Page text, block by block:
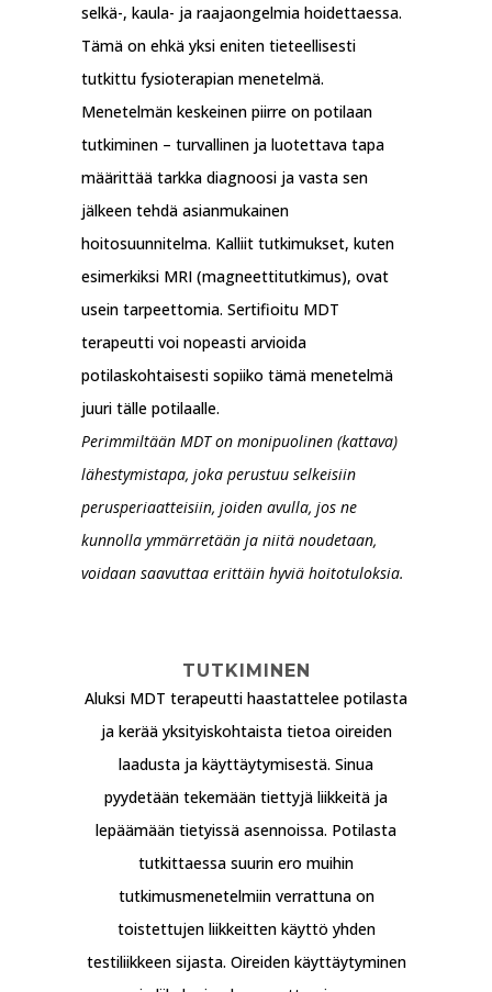
selkä-, kaula- ja raajaongelmia hoidettaessa.
Tämä on ehkä yksi eniten tieteellisesti
tutkittu fysioterapian menetelmä.
Menetelmän keskeinen piirre on potilaan
tutkiminen – turvallinen ja luotettava tapa
määrittää tarkka diagnoosi ja vasta sen
jälkeen tehdä asianmukainen
hoitosuunnitelma. Kalliit tutkimukset, kuten
esimerkiksi MRI (magneettitutkimus), ovat
usein tarpeettomia. Sertifioitu MDT
terapeutti voi nopeasti arvioida
potilaskohtaisesti sopiiko tämä menetelmä
juuri tälle potilaalle.
Perimmiltään MDT on monipuolinen (kattava)
lähestymistapa, joka perustuu selkeisiin
perusperiaatteisiin, joiden avulla, jos ne
kunnolla ymmärretään ja niitä noudetaan,
voidaan saavuttaa erittäin hyviä hoitotuloksia.
TUTKIMINEN
Aluksi MDT terapeutti haastattelee potilasta
ja kerää yksityiskohtaista tietoa oireiden
laadusta ja käyttäytymisestä. Sinua
pyydetään tekemään tiettyjä liikkeitä ja
lepäämään tietyissä asennoissa. Potilasta
tutkittaessa suurin ero muihin
tutkimusmenetelmiin verrattuna on
toistettujen liikkeitten käyttö yhden
testiliikkeen sijasta. Oireiden käyttäytyminen